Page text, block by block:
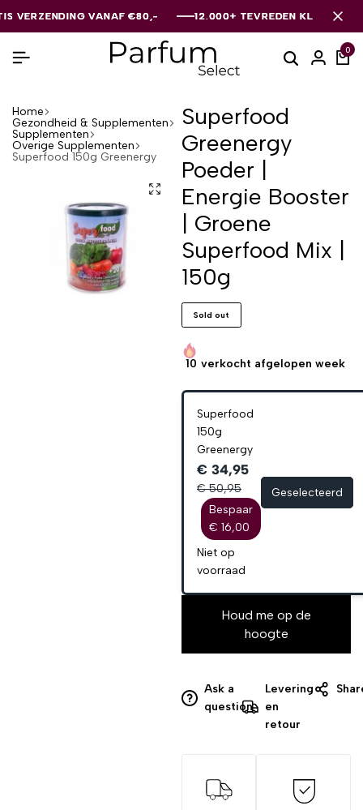
VANAF €80,- 12.000+ TEVREDEN KLANTEN
VANAF €80,- 12.000+ TEVREDEN KLANTEN
VANAF €80,- 12.000+ TEVREDEN KLANTEN
0
Home
Gezondheid & Supplementen
Supplementen
Overige Supplementen
Superfood 150g Greenergy
Superfood
Greenergy
Poeder |
Energie Booster
| Groene
Superfood Mix |
150g
Sold out
10 verkocht afgelopen week
Superfood
150g
Greenergy
€ 34,95
€ 50,95
Bespaar
€ 16,00
Niet op
voorraad
Geselecteerd
Houd me op de
hoogte
Ask a
question
Levering
en
retour